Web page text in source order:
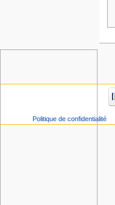
Politique de confidentialité